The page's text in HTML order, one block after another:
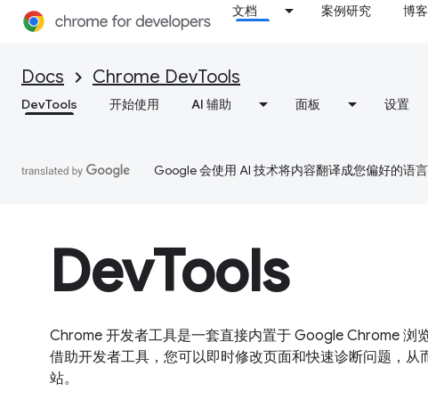
文档 案例研究 博客
Docs Chrome DevTools
DevTools 开始使用 AI 辅助 面板 设置
Google 会使用 AI 技术将内容翻译成您偏好的语言
DevTools
Chrome 开发者工具是一套直接内置于 Google Chrome 浏
借助开发者工具，您可以即时修改页面和快速诊断问题，从
站。